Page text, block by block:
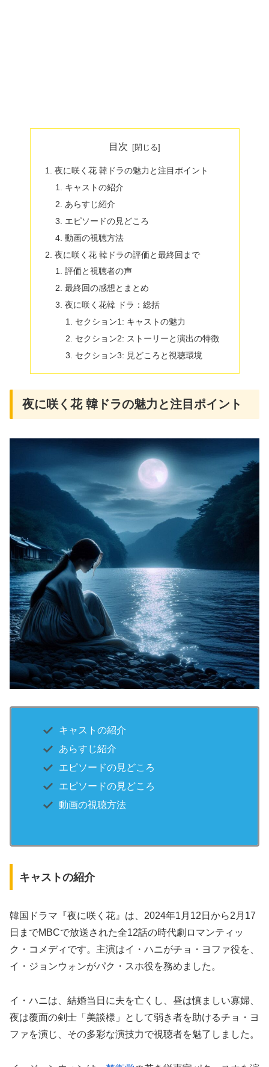
目次
夜に咲く花 韓ドラの魅力と注目ポイント
キャストの紹介
あらすじ紹介
エピソードの見どころ
動画の視聴方法
夜に咲く花 韓ドラの評価と最終回まで
評価と視聴者の声
最終回の感想とまとめ
夜に咲く花韓 ドラ：総括
セクション1: キャストの魅力
セクション2: ストーリーと演出の特徴
セクション3: 見どころと視聴環境
夜に咲く花 韓ドラの魅力と注目ポイント
キャストの紹介
あらすじ紹介
エピソードの見どころ
エピソードの見どころ
動画の視聴方法
キャストの紹介
韓国ドラマ『夜に咲く花』は、2024年1月12日から2月17
日までMBCで放送された全12話の時代劇ロマンティッ
ク・コメディです。主演はイ・ハニがチョ・ヨファ役を、
イ・ジョンウォンがパク・スホ役を務めました。
イ・ハニは、結婚当日に夫を亡くし、昼は慎ましい寡婦、
夜は覆面の剣士「美談様」として弱き者を助けるチョ・ヨ
ファを演じ、その多彩な演技力で視聴者を魅了しました。